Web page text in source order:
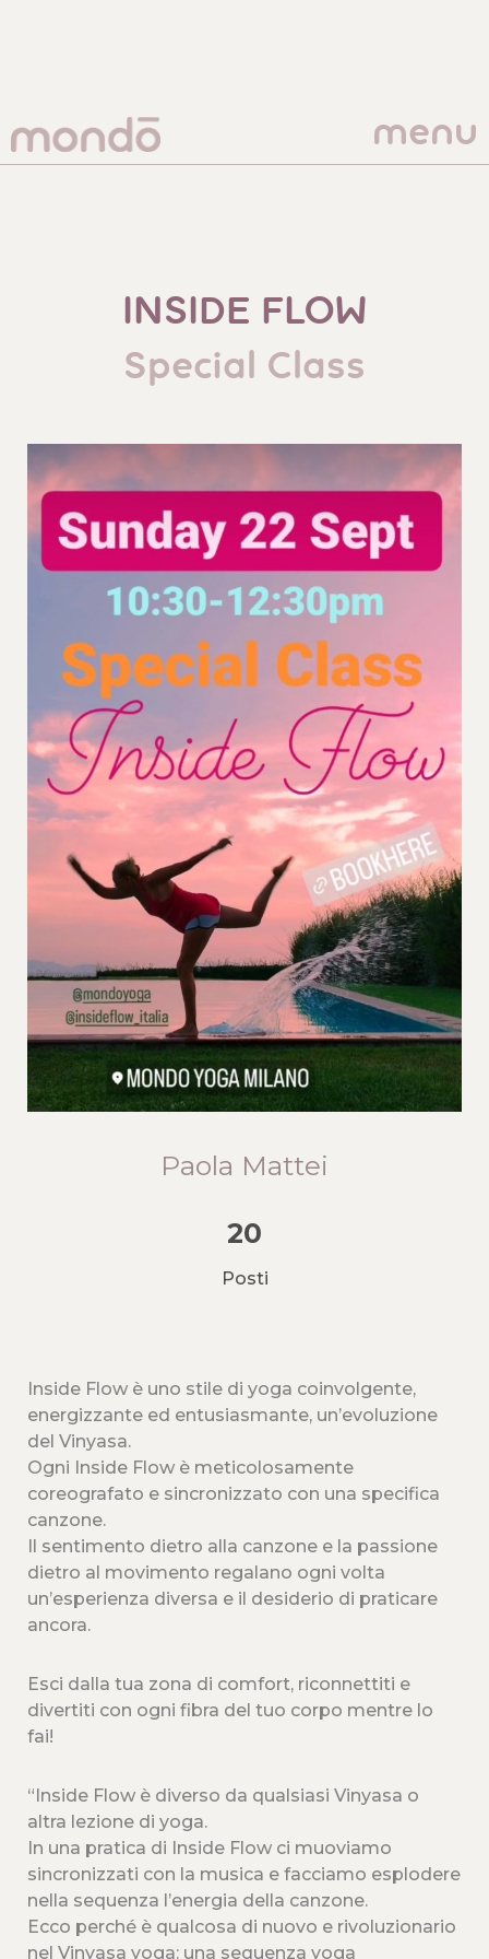
menu
INSIDE FLOW
Special Class
Paola Mattei
20
Posti
Inside Flow è uno stile di yoga coinvolgente,
energizzante ed entusiasmante, un’evoluzione
del Vinyasa.
Ogni Inside Flow è meticolosamente
coreografato e sincronizzato con una specifica
canzone.
Il sentimento dietro alla canzone e la passione
dietro al movimento regalano ogni volta
un’esperienza diversa e il desiderio di praticare
ancora.
Esci dalla tua zona di comfort, riconnettiti e
divertiti con ogni fibra del tuo corpo mentre lo
fai!
“Inside Flow è diverso da qualsiasi Vinyasa o
altra lezione di yoga.
In una pratica di Inside Flow ci muoviamo
sincronizzati con la musica e facciamo esplodere
nella sequenza l’energia della canzone.
Ecco perché è qualcosa di nuovo e rivoluzionario
nel Vinyasa yoga: una sequenza yoga